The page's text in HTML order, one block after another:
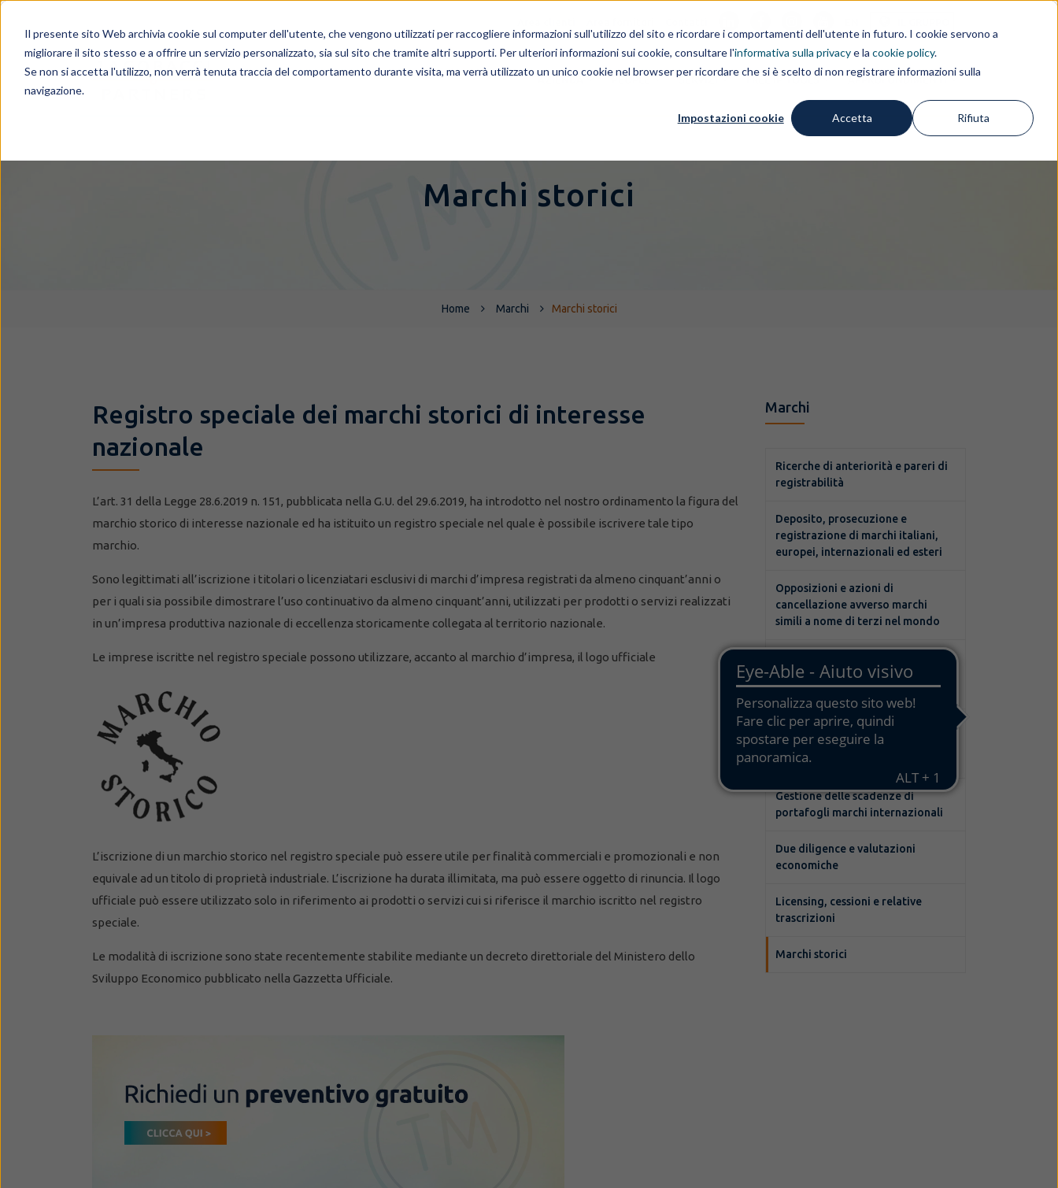
Il presente sito Web archivia cookie sul computer dell'utente, che vengono utilizzati per raccogliere informazioni sull'utilizzo del sito e ricordare i comportamenti dell'utente in futuro. I cookie servono a
migliorare il sito stesso e a offrire un servizio personalizzato, sia sul sito che tramite altri supporti. Per ulteriori informazioni sui cookie, consultare l'informativa sulla privacye la cookie policy.
Se non si accetta l'utilizzo, non verrà tenuta traccia del comportamento durante visita, ma verrà utilizzato un unico cookie nel browser per ricordare che si è scelto di non registrare informazioni sulla
navigazione.
Impostazioni cookie Accetta Rifiuta
AZIENDA PEOPLE SERVIZI FREE IP TOOLS APPROFONDIMENTI
Marchi storici
Home Marchi Marchi storici
Registro speciale dei marchi storici di interesse
nazionale
L’art. 31 della Legge 28.6.2019 n. 151, pubblicata nella G.U. del 29.6.2019, ha introdotto nel nostro ordinamento la figura del
marchio storico di interesse nazionale ed ha istituito un registro speciale nel quale è possibile iscrivere tale tipo
marchio.
Sono legittimati all’iscrizione i titolari o licenziatari esclusivi di marchi d’impresa registrati da almeno cinquant’anni o
per i quali sia possibile dimostrare l’uso continuativo da almeno cinquant’anni, utilizzati per prodotti o servizi realizzati
in un’impresa produttiva nazionale di eccellenza storicamente collegata al territorio nazionale.
Le imprese iscritte nel registro speciale possono utilizzare, accanto al marchio d’impresa, il logo ufficiale
L’iscrizione di un marchio storico nel registro speciale può essere utile per finalità commerciali e promozionali e non
equivale ad un titolo di proprietà industriale. L’iscrizione ha durata illimitata, ma può essere oggetto di rinuncia. Il logo
ufficiale può essere utilizzato solo in riferimento ai prodotti o servizi cui si riferisce il marchio iscritto nel registro
speciale.
Le modalità di iscrizione sono state recentemente stabilite mediante un decreto direttoriale del Ministero dello
Sviluppo Economico pubblicato nella Gazzetta Ufficiale.
Marchi
Ricerche di anteriorità e pareri di
registrabilità
Deposito, prosecuzione e
registrazione di marchi italiani,
europei, internazionali ed esteri
Opposizioni e azioni di
cancellazione avverso marchi
simili a nome di terzi nel mondo
marchi simili a nome di terzi nel
mondo
Azioni a contrasto dell’uso di
marchi simili da parte di terzi nel
mondo
Gestione delle scadenze di
portafogli marchi internazionali
Due diligence e valutazioni
economiche
Licensing, cessioni e relative
trascrizioni
Marchi storici